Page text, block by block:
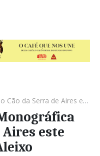
Aires este sábado em Santo Aleixo
Aires este